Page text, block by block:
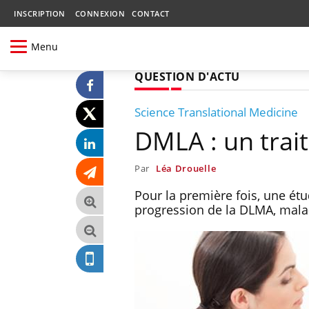
INSCRIPTION CONNEXION CONTACT
Menu
QUESTION D'ACTU
Science Translational Medicine
DMLA : un
Par Léa Drouelle
Pour la première fois, une
progression de la DLMA,